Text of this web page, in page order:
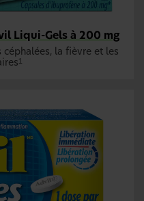
Liqui-Gels à 200 mg
céphalées, la fièvre et les
1